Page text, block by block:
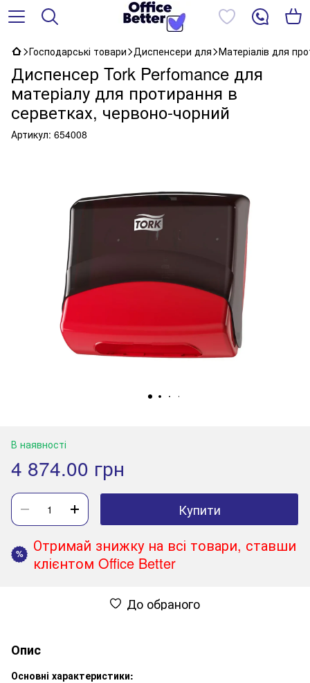
Господарські товари Диспенсери для Матеріалів для
Диспенсер Tork Perfomance для
матеріалу для протирання в
серветках, червоно-чорний
Артикул: 654008
В наявності
4 874.00 грн
Купити
%
Отримай знижку на всі товари, ставши
клієнтом Office Better
До обраного
Опис
Основні характеристики: